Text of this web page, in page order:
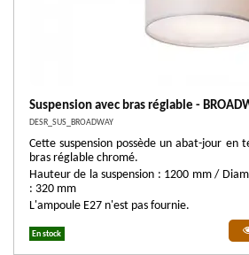
Suspension avec bras réglable -
DESR_SUS_BROADWAY
Cette suspension possède un abat-jour en
bras réglable chromé.
Hauteur de la suspension : 1200 mm /
: 320 mm
L'ampoule E27 n'est pas fournie.
En stock